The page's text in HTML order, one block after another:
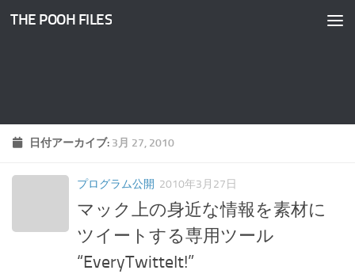
コンテンツへスキップ
THE POOH FILES
日付アーカイブ: 3月 27, 2010
プログラム公開 2010年3月27日
マック上の身近な情報を素材に
ツイートする専用ツール
“EveryTwitteIt!”